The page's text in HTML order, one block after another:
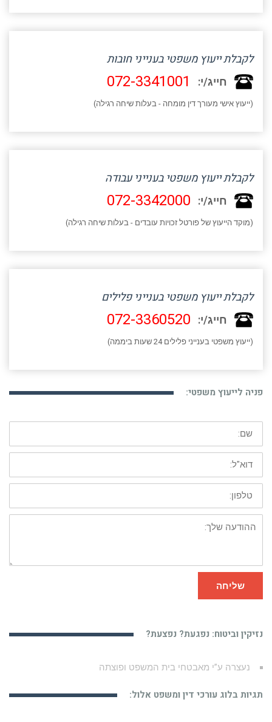
לקבלת ייעוץ משפטי בענייני חובות
חייג/י: 072-3341001
(ייעוץ אישי מעורך דין מומחה - בעלות שיחה רגילה)
לקבלת ייעוץ משפטי בענייני עבודה
חייג/י: 072-3342000
(מוקד הייעוץ של פורטל זכויות עובדים - בעלות שיחה רגילה)
לקבלת ייעוץ משפטי בענייני פלילים
חייג/י: 072-3360520
(ייעוץ משפטי בענייני פלילים 24 שעות ביממה)
פניה לייעוץ משפטי:
שם:
דוא"ל:
טלפון:
ההודעה
שלך:
שליחה
נזיקין וביטוח: נפגעת? נפצעת?
תביעות ביטוח ומדוע חברת הביטוח לא משלמת לך
תגיות בלוג עורכי דין ומשפט אלול: